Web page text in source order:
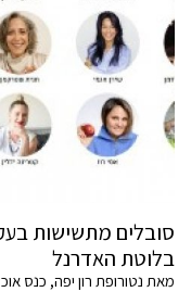
סובלים מתשישות
בלוטת האדרנל
מאת נטורופת רון יפה, כנס